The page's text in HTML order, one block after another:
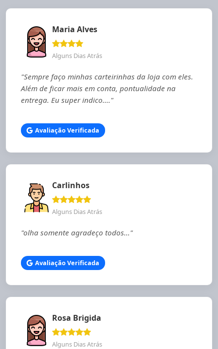
Maria Alves
Alguns Dias Atrás
"Sempre faço minhas carteirinhas da loja com eles.
Além de ficar mais em conta, pontualidade na
entrega. Eu super indico...."
Avaliação Verificada
Carlinhos
Alguns Dias Atrás
"olha somente agradeço todos..."
Avaliação Verificada
Rosa Brigida
Alguns Dias Atrás